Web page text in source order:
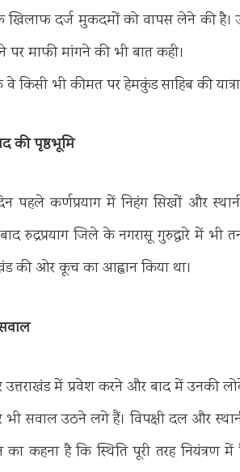
खिलाफ दर्ज मुकदमों को वापस लेने की है।
माफी मांगने की भी बात कही।
वे किसी भी कीमत पर हेमकुंड साहिब की
की पृष्ठभूमि
पहले कर्णप्रयाग में निहंग सिखों और
रुद्रप्रयाग जिले के नगरासू गुरुद्वारे में भी
की ओर कूच का आह्वान किया था।
उत्तराखंड में प्रवेश करने और बाद में
भी सवाल उठने लगे हैं। विपक्षी दल और
का कहना है कि स्थिति पूरी तरह